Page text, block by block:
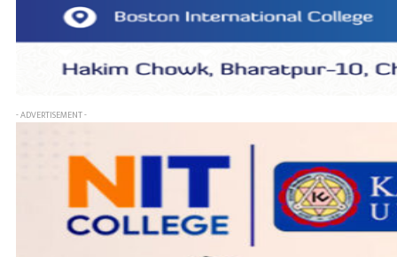
- ADVERTISEMENT -